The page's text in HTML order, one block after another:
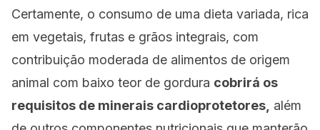
Certamente, o consumo de uma dieta variada, rica
em vegetais, frutas e grãos integrais, com
contribuição moderada de alimentos de origem
animal com baixo teor de gordura cobrirá os
requisitos de minerais cardioprotetores, além